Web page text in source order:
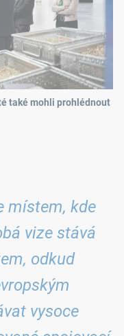
také mohli prohlédnout
místem, kde
vize stává
odkud
vysoce